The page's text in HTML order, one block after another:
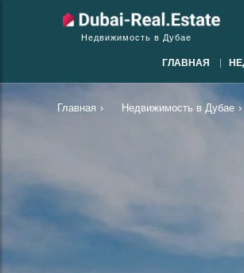
Недвижимость в Дубае
ГЛАВНАЯ
Главная › Недвижимость в Дубае ›